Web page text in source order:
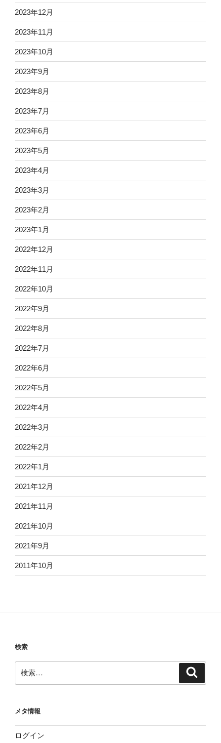
2023年12月
2023年11月
2023年10月
2023年9月
2023年8月
2023年7月
2023年6月
2023年5月
2023年4月
2023年3月
2023年2月
2023年1月
2022年12月
2022年11月
2022年10月
2022年9月
2022年8月
2022年7月
2022年6月
2022年5月
2022年4月
2022年3月
2022年2月
2022年1月
2021年12月
2021年11月
2021年10月
2021年9月
2011年10月
検索
索:
メタ情報
ログイン